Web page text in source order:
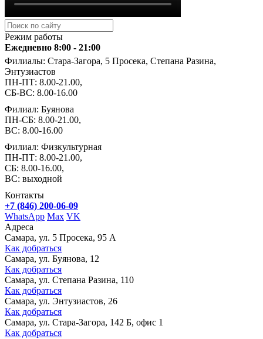
Режим работы
Ежедневно 8:00 - 21:00
Филиалы: Стара-Загора, 5 Просека, Степана Разина,
Энтузиастов
ПН-ПТ: 8.00-21.00,
СБ-ВС: 8.00-16.00
Филиал: Буянова
ПН-СБ: 8.00-21.00,
ВС: 8.00-16.00
Филиал: Физкультурная
ПН-ПТ: 8.00-21.00,
СБ: 8.00-16.00,
ВС: выходной
Контакты
+7 (846) 200-06-09
WhatsApp Max VK
Адреса
Самара, ул. 5 Просека, 95 А
Как добраться
Самара, ул. Буянова, 12
Как добраться
Самара, ул. Степана Разина, 110
Как добраться
Самара, ул. Энтузиастов, 26
Как добраться
Самара, ул. Стара-Загора, 142 Б, офис 1
Как добраться